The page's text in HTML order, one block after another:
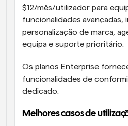
$12/mês/utilizador para
funcionalidades avançadas,
personalização de marca,
equipa e suporte prioritário.
Os planos Enterprise
funcionalidades de
dedicado.
Melhores casos de